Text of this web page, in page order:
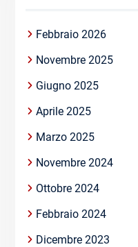
Febbraio 2026
Novembre 2025
Giugno 2025
Aprile 2025
Marzo 2025
Novembre 2024
Ottobre 2024
Febbraio 2024
Dicembre 2023